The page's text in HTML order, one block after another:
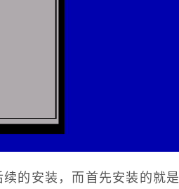
续的安装，而首先安装的就是